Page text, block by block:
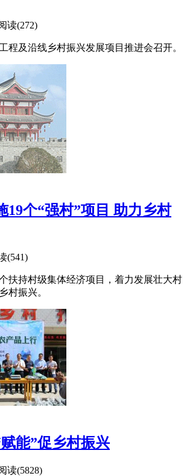
读(272)
程及沿线乡村振兴发展项目推进会召开。
19个“强村”项目 助力乡村
(541)
扶持村级集体经济项目，着力发展壮大村
村振兴。
能”促乡村振兴
读(5828)